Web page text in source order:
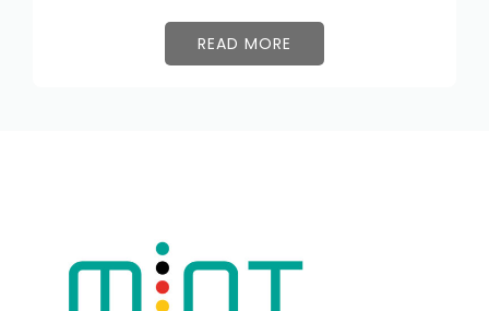
READ MORE